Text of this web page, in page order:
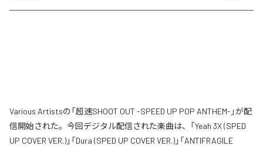
Various Artistsの「超速SHOOT OUT -SPEED UP POP ANTHEM-」が配
信開始された。今回デジタル配信された楽曲は、「Yeah 3X (SPED
UP COVER VER.)」「Dura (SPED UP COVER VER.)」「ANTIFRAGILE